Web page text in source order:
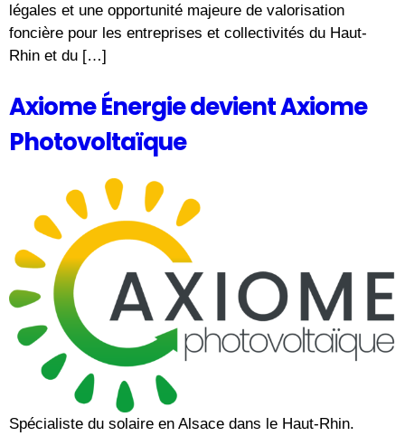
légales et une opportunité majeure de valorisation
foncière pour les entreprises et collectivités du Haut-
Rhin et du […]
Axiome Énergie devient Axiome
Photovoltaïque
Spécialiste du solaire en Alsace dans le Haut-Rhin.